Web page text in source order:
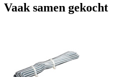
Vaak samen gekocht